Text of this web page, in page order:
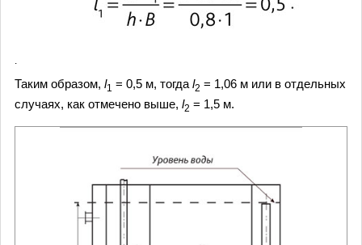
.
Таким образом, l1 = 0,5 м, тогда l2 = 1,06 м или в отдельных
случаях, как отмечено выше, l2 = 1,5 м.